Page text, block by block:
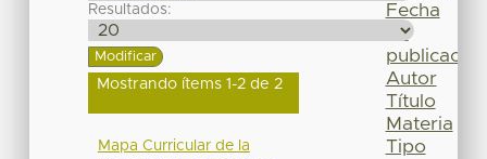
Resultados:
Mostrando ítems 1-2 de 2
Mapa Curricular de la
Fecha
de
publicación
Autor
Título
Materia
Tipo